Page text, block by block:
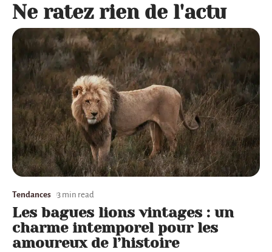
Ne ratez rien de l'actu
Tendances 3 min read
Les bagues lions vintages : un
charme intemporel pour les
amoureux de l’histoire